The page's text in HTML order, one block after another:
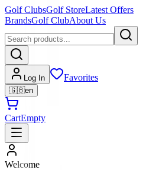
Golf ClubsGolf StoreLatest Offers
BrandsGolf ClubAbout Us
Log In Favorites
🇬🇧en
CartEmpty
Welcome